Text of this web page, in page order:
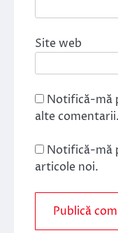
Site web
Notifică-mă
alte comentarii.
Notifică-mă
articole noi.